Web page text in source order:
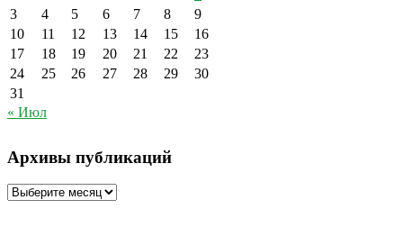
3
4 5 6 7 8
9
10
11 12 13 14 15
16
17
18 19 20 21 22
23
24
25 26 27 28 29
30
31
« Июл
Архивы публикаций
Архивы